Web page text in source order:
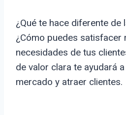
¿Qué te hace diferente de
¿Cómo puedes satisfacer
necesidades de tus
de valor clara te ayudará
mercado y atraer clientes.